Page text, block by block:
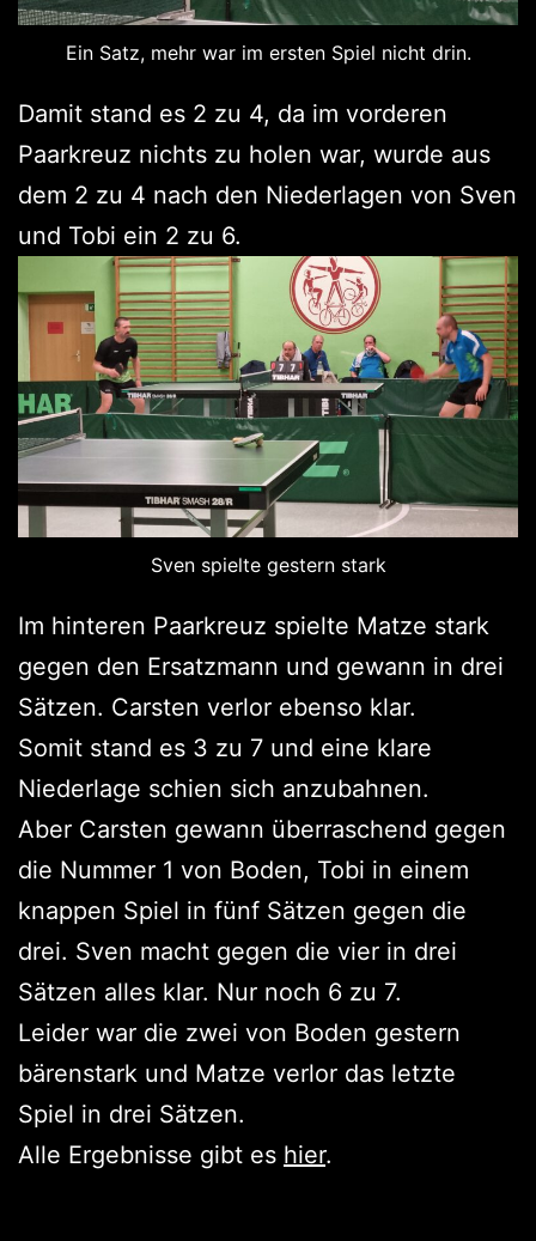
Ein Satz, mehr war im ersten Spiel nicht drin.
Damit stand es 2 zu 4, da im vorderen
Paarkreuz nichts zu holen war, wurde aus
dem 2 zu 4 nach den Niederlagen von Sven
und Tobi ein 2 zu 6.
Sven spielte gestern stark
Im hinteren Paarkreuz spielte Matze stark
gegen den Ersatzmann und gewann in drei
Sätzen. Carsten verlor ebenso klar.
Somit stand es 3 zu 7 und eine klare
Niederlage schien sich anzubahnen.
Aber Carsten gewann überraschend gegen
die Nummer 1 von Boden, Tobi in einem
knappen Spiel in fünf Sätzen gegen die
drei. Sven macht gegen die vier in drei
Sätzen alles klar. Nur noch 6 zu 7.
Leider war die zwei von Boden gestern
bärenstark und Matze verlor das letzte
Spiel in drei Sätzen.
Alle Ergebnisse gibt es hier.